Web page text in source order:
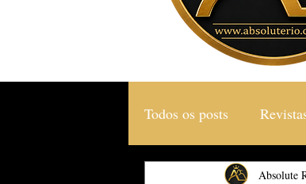
Todos os posts
Gastronomia &Absolute